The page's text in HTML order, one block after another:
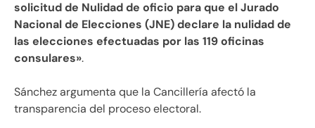
solicitud de Nulidad de oficio para que el Jurado
Nacional de Elecciones (JNE) declare la nulidad de
las elecciones efectuadas por las 119 oficinas
consulares».
Sánchez argumenta que la Cancillería afectó la
transparencia del proceso electoral.